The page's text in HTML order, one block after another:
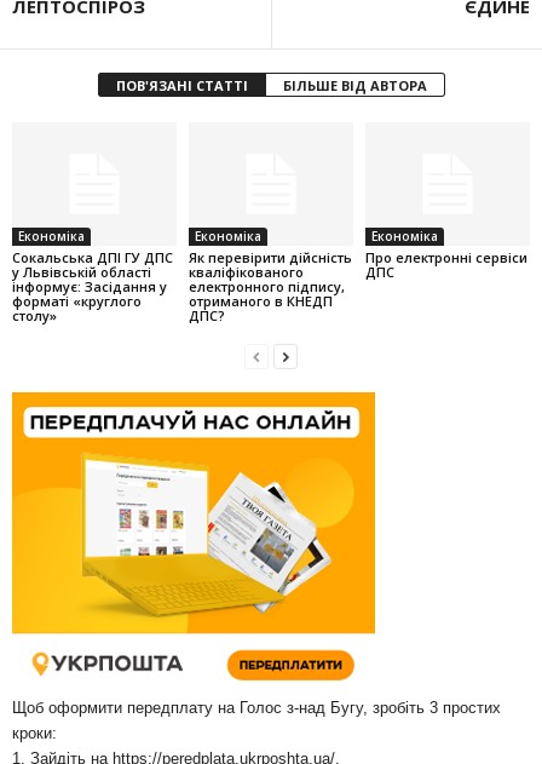
ЛЕПТОСПІРОЗ
ЄДИНЕ
ПОВ'ЯЗАНІ СТАТТІ БІЛЬШЕ ВІД АВТОРА
Економіка
Cокальська ДПІ ГУ ДПС
у Львівській області
інформує: Засідання у
форматі «круглого
столу»
Економіка
Як перевірити дійсність
кваліфікованого
електронного підпису,
отриманого в КНЕДП
ДПС?
Економіка
Про електронні сервіси
ДПС
Щоб оформити передплату на Голос з-над Бугу, зробіть 3 простих
кроки:
1. Зайдіть на https://peredplata.ukrposhta.ua/